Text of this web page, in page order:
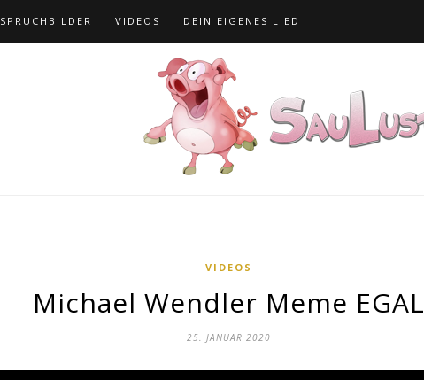
SPRUCHBILDER VIDEOS DEIN EIGENES LIED
VIDEOS
Michael Wendler Meme EGAL
25. JANUAR 2020